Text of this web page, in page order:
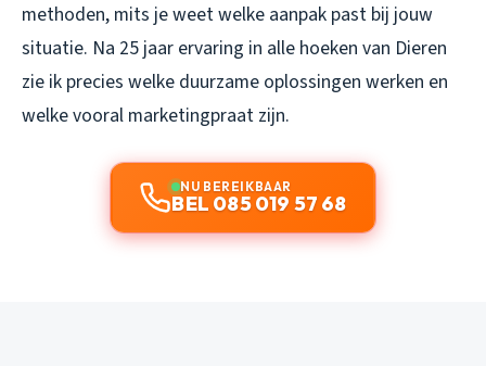
methoden, mits je weet welke aanpak past bij jouw
situatie. Na 25 jaar ervaring in alle hoeken van Dieren
zie ik precies welke duurzame oplossingen werken en
welke vooral marketingpraat zijn.
NU BEREIKBAAR
BEL 085 019 57 68